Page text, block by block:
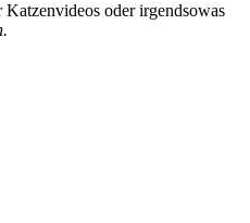
oder irgendsowas